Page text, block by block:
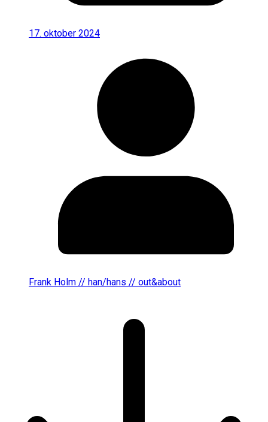
17. oktober 2024
Frank Holm // han/hans // out&about